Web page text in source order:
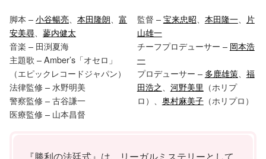
脚本 –小谷暢亮、 本田隆朗、 富
安美尋、 蓼内健太
音楽 – 田渕夏海
主題歌 – Amber’s「オセロ」
（エピックレコードジャパン）
法律監修 – 水野明美
警察監修 – 古谷謙一
医療監修 – 山本昌督
監督 –宝来忠昭、 本田隆一、
片
山雄一
チーフプロデューサー – 岡本浩
一
プロデューサー – 多鹿雄策、 福
田浩之、 河野美里 （ホリプ
ロ）、 奥村麻美子（ホリプロ）
『勝利の法廷式』は、リーガルミステリーとして